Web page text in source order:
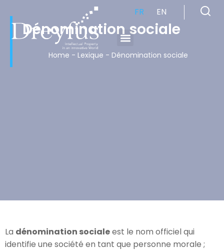
FR EN
Dénomination sociale
Home - Lexique - Dénomination sociale
La dénomination socialeest le nom officiel qui
identifie une société en tant que personne morale ;